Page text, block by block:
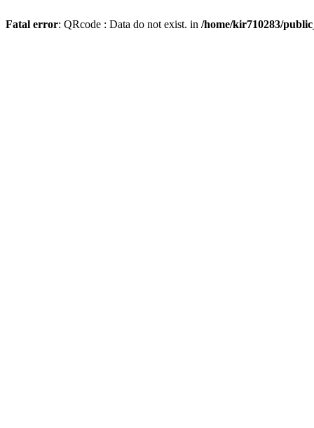
Fatal error: QRcode : Data do not exist. in /home/kir710283/